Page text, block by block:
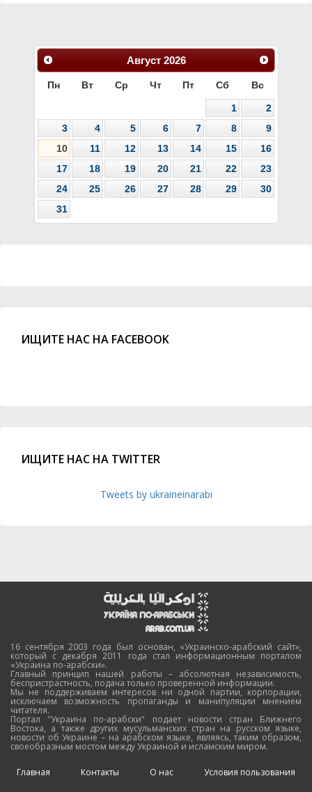
Август 2026
Пн Вт Ср Чт Пт Сб Вс
1
2
3
4 5 6 7 8
9
10
11 12 13 14 15
16
17
18 19 20 21 22
23
24
25 26 27 28 29
30
31
ИЩИТЕ НАС НА FACEBOOK
ИЩИТЕ НАС НА TWITTER
Tweets by ukraineinarabi
16 сентября 2003 года был основан, «Украинско-арабский сайт»,
который с декабря 2011 года стал информационным порталом
«Украина по-арабски».
Главный принцип нашей работы – абсолютная независимость,
беспристрастность, подача только проверенной информации.
Мы не поддерживаем интересов ни одной партии, корпорации,
исключаем возможность пропаганды и манипуляции мнением
читателя.
Портал "Украина по-арабски" подает новости стран Ближнего
Востока, а также других мусульманских стран на русском языке,
новости об Украине – на арабском языке, являясь, таким образом,
своеобразным мостом между Украиной и исламским миром.
Главная Контакты О нас Условия пользования